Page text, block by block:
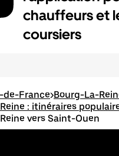
chauffeurs et
coursiers
de-France>Bourg-La-
: itinéraires
vers Saint-Ouen